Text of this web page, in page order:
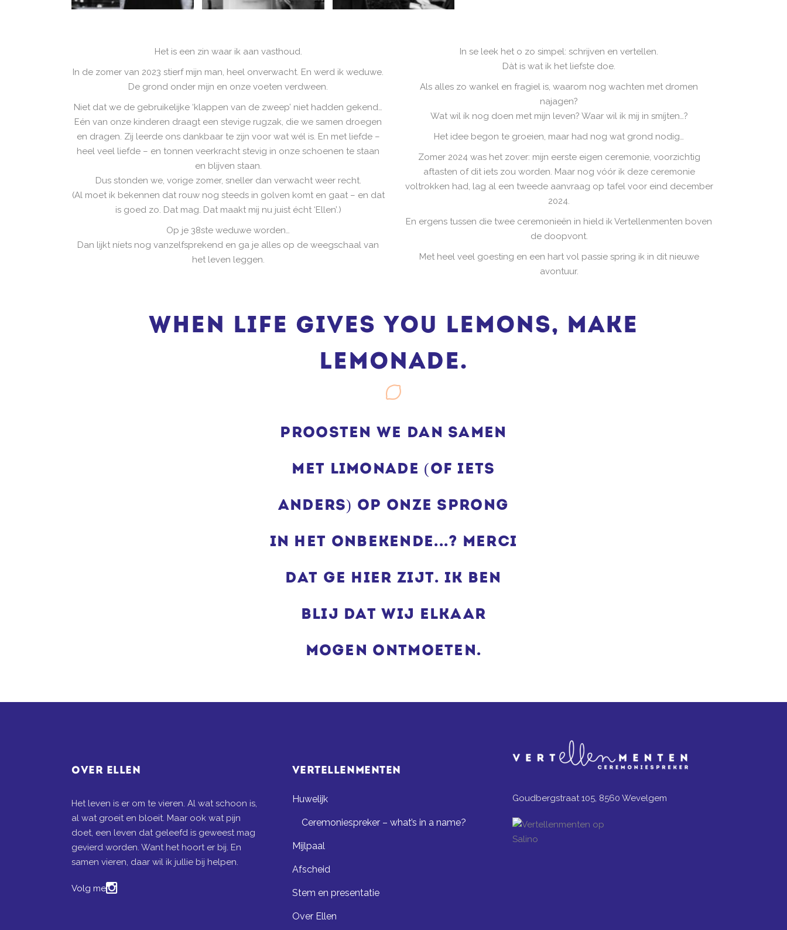
Het is een zin waar ik aan vasthoud.
In de zomer van 2023 stierf mijn man, heel onverwacht. En werd ik weduwe.
De grond onder mijn en onze voeten verdween.
Niet dat we de gebruikelijke ‘klappen van de zweep’ niet hadden gekend…
Eén van onze kinderen draagt een stevige rugzak, die we samen droegen
en dragen. Zij leerde ons dankbaar te zijn voor wat wél is. En met liefde –
heel veel liefde – en tonnen veerkracht stevig in onze schoenen te staan
en blijven staan.
Dus stonden we, vorige zomer, sneller dan verwacht weer recht.
(Al moet ik bekennen dat rouw nog steeds in golven komt en gaat – en dat
is goed zo. Dat mag. Dat maakt mij nu juist écht ‘Ellen’.)
Op je 38ste weduwe worden…
Dan lijkt níets nog vanzelfsprekend en ga je alles op de weegschaal van
het leven leggen.
In se leek het o zo simpel: schrijven en vertellen.
Dàt is wat ik het liefste doe.
Als alles zo wankel en fragiel is, waarom nog wachten met dromen
najagen?
Wat wil ík nog doen met mijn leven? Waar wil ik mij in smíjten…?
Het idee begon te groeien, maar had nog wat grond nodig…
Zomer 2024 was het zover: mijn eerste eigen ceremonie, voorzichtig
aftasten of dit iets zou worden. Maar nog vóór ik deze ceremonie
voltrokken had, lag al een tweede aanvraag op tafel voor eind december
2024.
En ergens tussen die twee ceremonieën in hield ik Vertellenmenten boven
de doopvont.
Met heel veel goesting en een hart vol passie spring ik in dit nieuwe
avontuur.
When life gives you lemons, make
lemonade.
Proosten we dan samen
met limonade (of iets
anders) op onze sprong
in het onbekende...? Merci
dat ge hier zijt. Ik ben
blij dat wij elkaar
mogen ontmoeten.
OVER ELLEN
Het leven is er om te vieren. Al wat schoon is,
al wat groeit en bloeit. Maar ook wat pijn
doet, een leven dat geleefd is geweest mag
gevierd worden. Want het hoort er bij. En
samen vieren, daar wil ik jullie bij helpen.
Volg me
VERTELLENMENTEN
Huwelijk
Ceremoniespreker – what’s in a name?
Mijlpaal
Afscheid
Stem en presentatie
Over Ellen
Goudbergstraat 105, 8560 Wevelgem